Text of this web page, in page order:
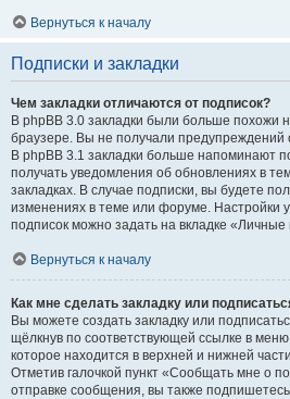
Вернуться к началу
Подписки и закладки
Чем закладки отличаются от подписок?
В phpBB 3.0 закладки были больше похожи
браузере. Вы не получали
В phpBB 3.1 закладки больше напоминают
получать уведомления об обновлениях в
закладках. В случае подписки, вы будете
изменениях в теме или форуме. Настройки
подписок можно задать на вкладке «Личные
Вернуться к началу
Как мне сделать закладку или
Вы можете создать закладку или
щёлкнув по соответствующей ссылке в
которое находится в верхней и нижней
Отметив галочкой пункт «Сообщать мне о
отправке сообщения, вы также